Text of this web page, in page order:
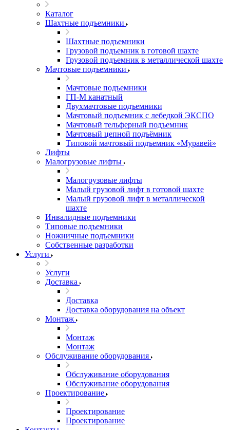
Каталог
Шахтные подъемники
Шахтные подъемники
Грузовой подъемник в готовой шахте
Грузовой подъемник в металлической шахте
Мачтовые подъемники
Мачтовые подъемники
ГП-М канатный
Двухмачтовые подъемники
Мачтовый подъемник с лебедкой ЭКСПО
Мачтовый тельферный подъемник
Мачтовый цепной подъёмник
Типовой мачтовый подъемник «Муравей»
Лифты
Малогрузовые лифты
Малогрузовые лифты
Малый грузовой лифт в готовой шахте
Малый грузовой лифт в металлической
шахте
Инвалидные подъемники
Типовые подъемники
Ножничные подъемники
Собственные разработки
Услуги
Услуги
Доставка
Доставка
Доставка оборудования на объект
Монтаж
Монтаж
Монтаж
Обслуживание оборудования
Обслуживание оборудования
Обслуживание оборудования
Проектирование
Проектирование
Проектирование